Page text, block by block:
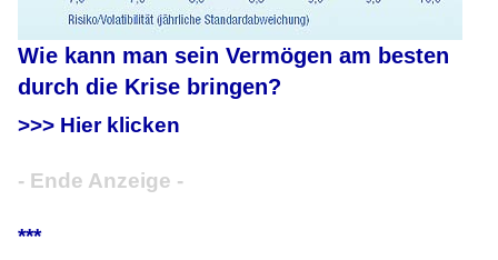
Wie kann man sein Vermögen am besten
durch die Krise bringen?
>>> Hier klicken
- Ende Anzeige -
***